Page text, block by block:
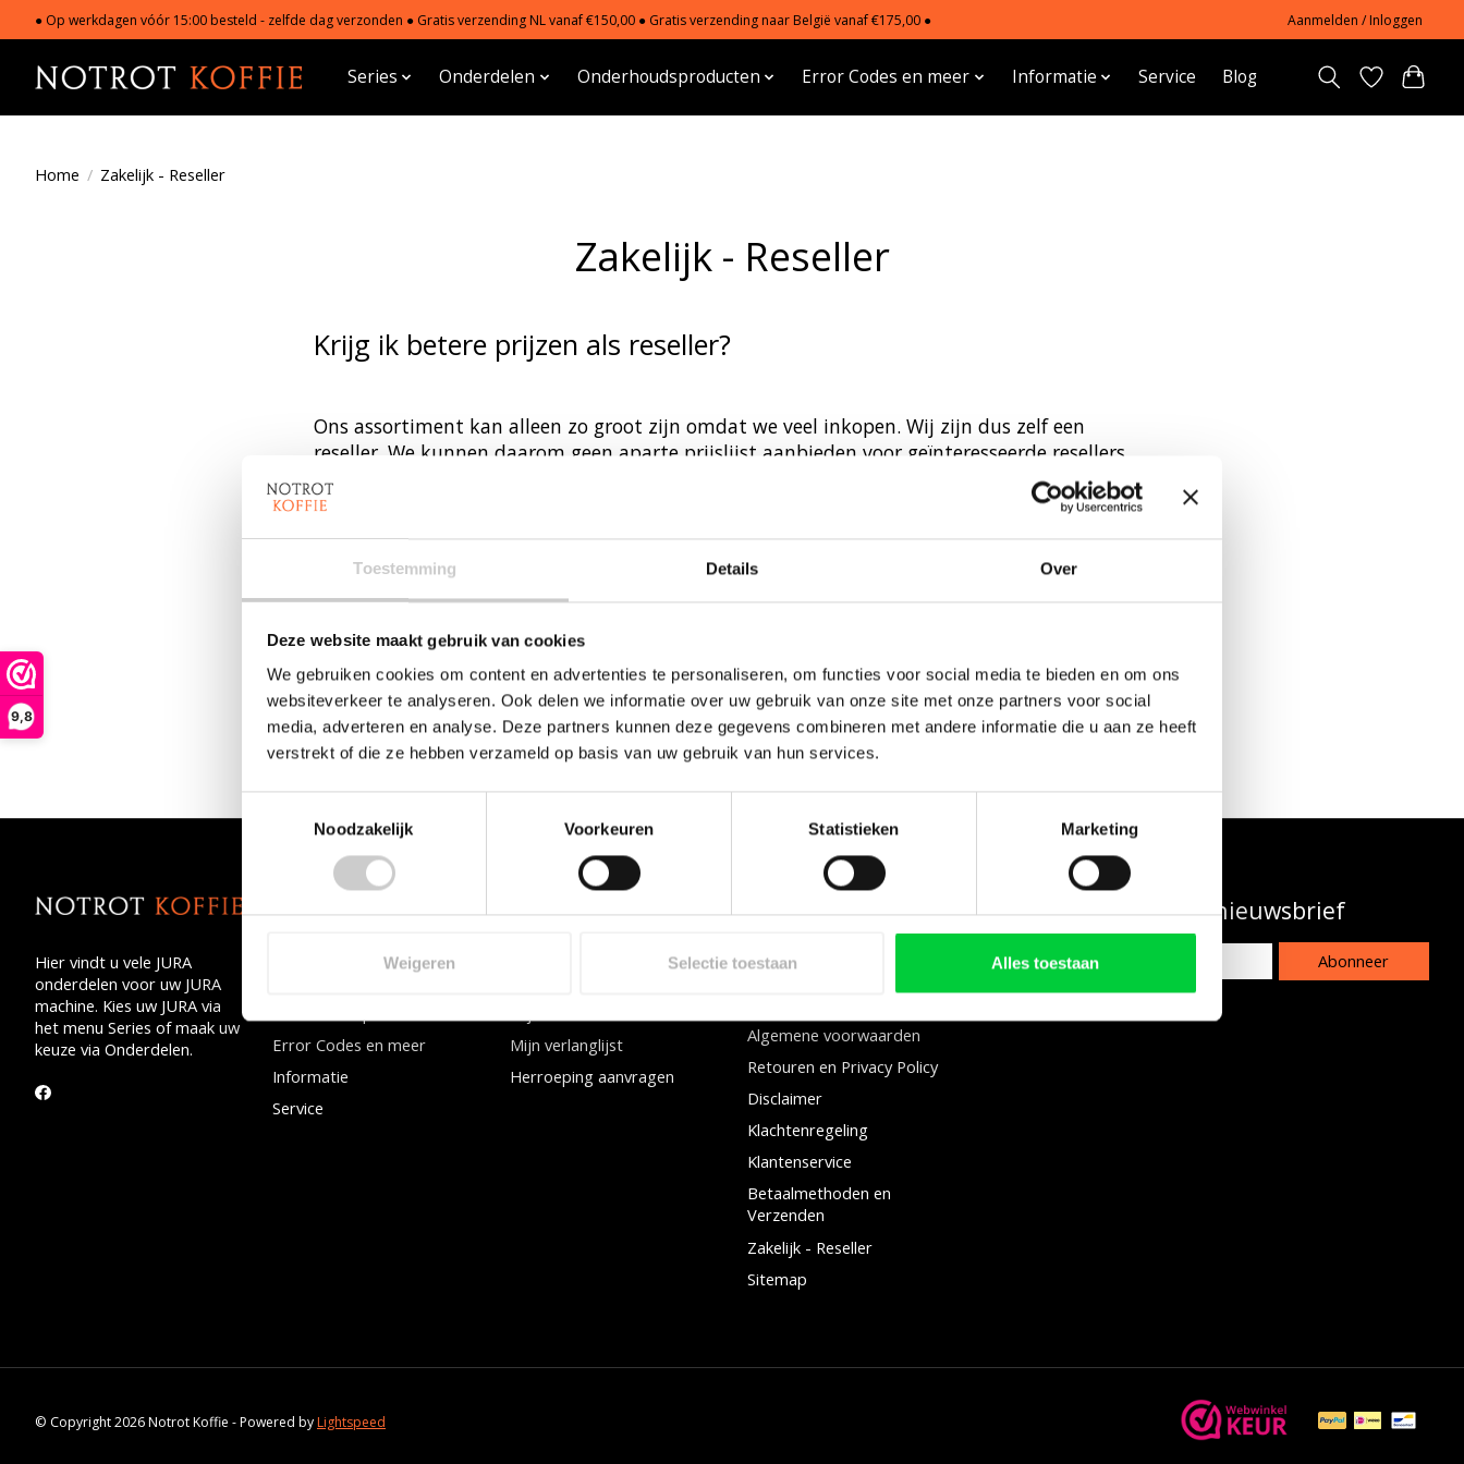
Toestemming Details Over
Deze website maakt gebruik van cookies
We gebruiken cookies om content en advertenties te personaliseren, om functies voor social media te bieden en om ons
websiteverkeer te analyseren. Ook delen we informatie over uw gebruik van onze site met onze partners voor social
media, adverteren en analyse. Deze partners kunnen deze gegevens combineren met andere informatie die u aan ze heeft
verstrekt of die ze hebben verzameld op basis van uw gebruik van hun services.
Noodzakelijk
Voorkeuren Statistieken Marketing
Weigeren Selectie toestaan Alles toestaan
9,8
● Op werkdagen vóór 15:00 besteld - zelfde dag verzonden ● Gratis verzending NL vanaf €150,00 ● Gratis verzending naar België vanaf €175,00 ● Aanmelden / Inloggen
Series Onderdelen Onderhoudsproducten Error Codes en meer Informatie Service Blog
Home / Zakelijk - Reseller
Zakelijk - Reseller
Krijg ik betere prijzen als reseller?
Ons assortiment kan alleen zo groot zijn omdat we veel inkopen. Wij zijn dus zelf een
reseller. We kunnen daarom geen aparte prijslijst aanbieden voor geïnteresseerde resellers.
Wij werken bij veel artikelen met een staffelkorting, dat is het voordeel bij inkoop van
Kan ik zakelijk bestellen?
Zakelijk op factuur bestellen is niet mogelijk, het systeem is geautomatiseerd en na
betaling via de shop wordt er een verzendlabel aangemaakt, helaas is iets anders niet
mogelijk.
Hier vindt u vele JURA
onderdelen voor uw JURA
machine. Kies uw JURA via
het menu Series of maak uw
keuze via Onderdelen.
Categorieën
Error Codes en meer
Informatie
Service
Mijn account
Mijn verlanglijst
Herroeping aanvragen
Informatie
Algemene voorwaarden
Retouren en Privacy Policy
Disclaimer
Klachtenregeling
Klantenservice
Betaalmethoden en
Verzenden
Zakelijk - Reseller
Sitemap
Abonneer je op onze nieuwsbrief
Abonneer
© Copyright 2026 Notrot Koffie - Powered byLightspeed